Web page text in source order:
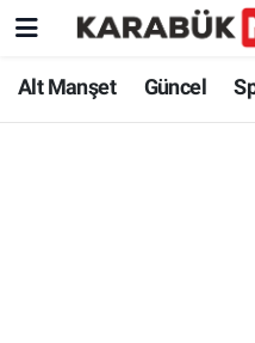
Alt Manşet Güncel